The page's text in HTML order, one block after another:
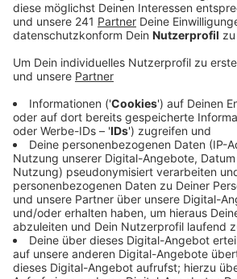
sind viele Fälle aus der
mehr in der Berechnung drin,
Rückgang. Im Kreis Euskirchen
Menschen als coronainfiziert.
Euskirchen 51 Neu-Erkrankte
auch drei weitere Todesfälle, eine
Frau und zwei über 80-jährige
COVID-19 gestorben. Damit gibt
Pandemie 226 Corona-Tote im
Währenddessen liegt der Kreis
Impfen im Mittelfeld. Das geht
Zahlen der Kassenärztlichen
Stand gestern lag die Impfquote
Euskirchen bei 26 Prozent für die